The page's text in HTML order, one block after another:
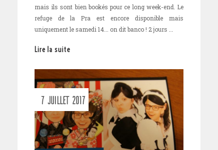
mais ils sont bien bookés pour ce long week-end. Le
refuge de la Pra est encore disponible mais
uniquement le samedi 14... on dit banco ! 2 jours ...
Lire la suite
7 JUILLET 2017